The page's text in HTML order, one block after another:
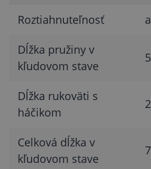
Roztiahnuteľnosť
Dĺžka pružiny v
kľudovom stave
Dĺžka rukoväti s
háčikom
Celková dĺžka v
kľudovom stave